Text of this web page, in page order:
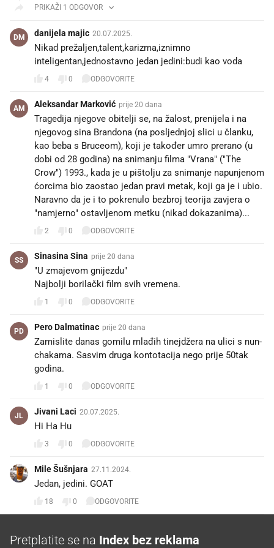
PRIKAŽI 1 ODGOVOR
DM danijela majic 20.07.2025.
Nikad prežaljen,talent,karizma,iznimno
inteligentan,jednostavno jedan jedini:budi kao voda
4 0 ODGOVORITE
AM Aleksandar Marković prije 20 dana
Tragedija njegove obitelji se, na žalost, prenijela i na
njegovog sina Brandona (na posljednjoj slici u članku,
kao beba s Bruceom), koji je također umro prerano (u
dobi od 28 godina) na snimanju filma "Vrana" ("The
Crow") 1993., kada je u pištolju za snimanje napunjenom
ćorcima bio zaostao jedan pravi metak, koji ga je i ubio.
Naravno da je i to pokrenulo bezbroj teorija zavjera o
"namjerno" ostavljenom metku (nikad dokazanima)...
2 0 ODGOVORITE
SS Sinasina Sina prije 20 dana
"U zmajevom gnijezdu"
Najbolji borilački film svih vremena.
1 0 ODGOVORITE
PD Pero Dalmatinac prije 20 dana
Zamislite danas gomilu mlađih tinejdžera na ulici s nun-
chakama. Sasvim druga kontotacija nego prije 50tak
godina.
1 0 ODGOVORITE
JL Jivani Laci 20.07.2025.
Hi Ha Hu
3 0 ODGOVORITE
Mile Šušnjara 27.11.2024.
Jedan, jedini. GOAT
18 0 ODGOVORITE
Pretplatite se na Index bez reklama